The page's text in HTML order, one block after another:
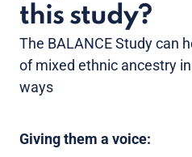
this study?
The BALANCE Study can
of mixed ethnic ancestry
ways
Giving them a voice: